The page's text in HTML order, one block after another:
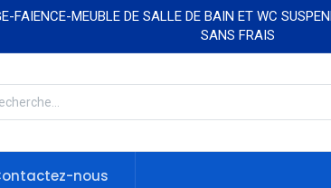
FAIENCE-MEUBLE DE SALLE DE BAIN ET WC
SANS FRAIS
nous